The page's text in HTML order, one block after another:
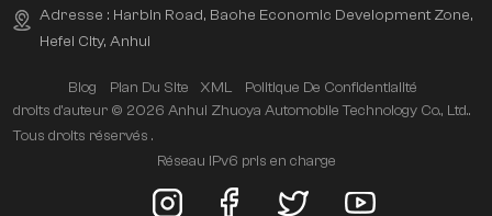
Adresse : Harbin Road, Baohe Economic Development Zone,
Hefei City, Anhui
Blog Plan Du Site XML
Politique De Confidentialité
droits d'auteur © 2026 Anhui Zhuoya Automobile Technology Co., Ltd..
Tous droits réservés .
Réseau IPv6 pris en charge